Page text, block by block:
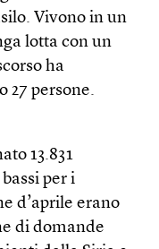
Vivono in un
lotta con un
ha
27 persone.
13.831
per i
d’aprile erano
di domande